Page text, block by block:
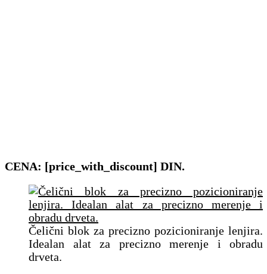
CENA: [price_with_discount] DIN.
Čelični blok za precizno pozicioniranje lenjira.
Idealan alat za precizno merenje i obradu
drveta.